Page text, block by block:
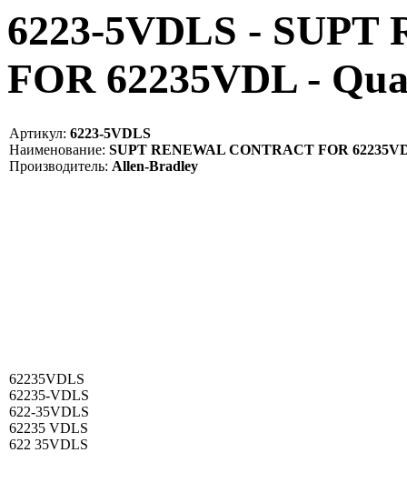
6223-5VDLS -
FOR 62235VDL -
Артикул: 6223-5VDLS
Наименование: SUPT RENEWAL CONTRACT FOR
Производитель: Allen-Bradley
62235VDLS
62235-VDLS
622-35VDLS
62235 VDLS
622 35VDLS